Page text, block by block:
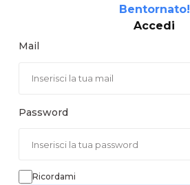
Bentornato!
Accedi
Mail
Password
Ricordami